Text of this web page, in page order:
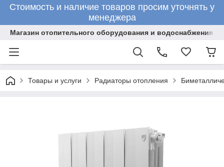
Стоимость и наличие товаров просим уточнять у
менеджера
Магазин отопительного оборудования и водоснабжения
Товары и услуги Радиаторы отопления